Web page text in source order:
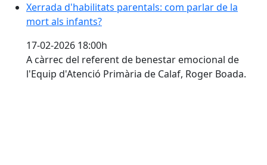
Xerrada d'habilitats parentals: com parlar de la
mort als infants?
17-02-2026 18:00h
A càrrec del referent de benestar emocional de
l'Equip d'Atenció Primària de Calaf, Roger Boada.